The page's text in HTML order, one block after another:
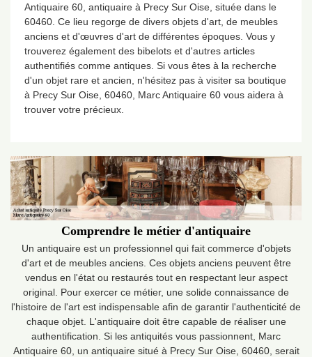
Antiquaire 60, antiquaire à Precy Sur Oise, située dans le
60460. Ce lieu regorge de divers objets d'art, de meubles
anciens et d'œuvres d'art de différentes époques. Vous y
trouverez également des bibelots et d'autres articles
authentifiés comme antiques. Si vous êtes à la recherche
d'un objet rare et ancien, n'hésitez pas à visiter sa boutique
à Precy Sur Oise, 60460, Marc Antiquaire 60 vous aidera à
trouver votre précieux.
Comprendre le métier d'antiquaire
Un antiquaire est un professionnel qui fait commerce d'objets
d'art et de meubles anciens. Ces objets anciens peuvent être
vendus en l'état ou restaurés tout en respectant leur aspect
original. Pour exercer ce métier, une solide connaissance de
l'histoire de l'art est indispensable afin de garantir l'authenticité de
chaque objet. L'antiquaire doit être capable de réaliser une
authentification. Si les antiquités vous passionnent, Marc
Antiquaire 60, un antiquaire situé à Precy Sur Oise, 60460, serait